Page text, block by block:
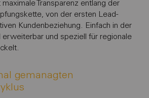
Transparenz entlang der
von der ersten Lead-
Kundenbeziehung. Einfach in der
und speziell für regionale
gemanagten